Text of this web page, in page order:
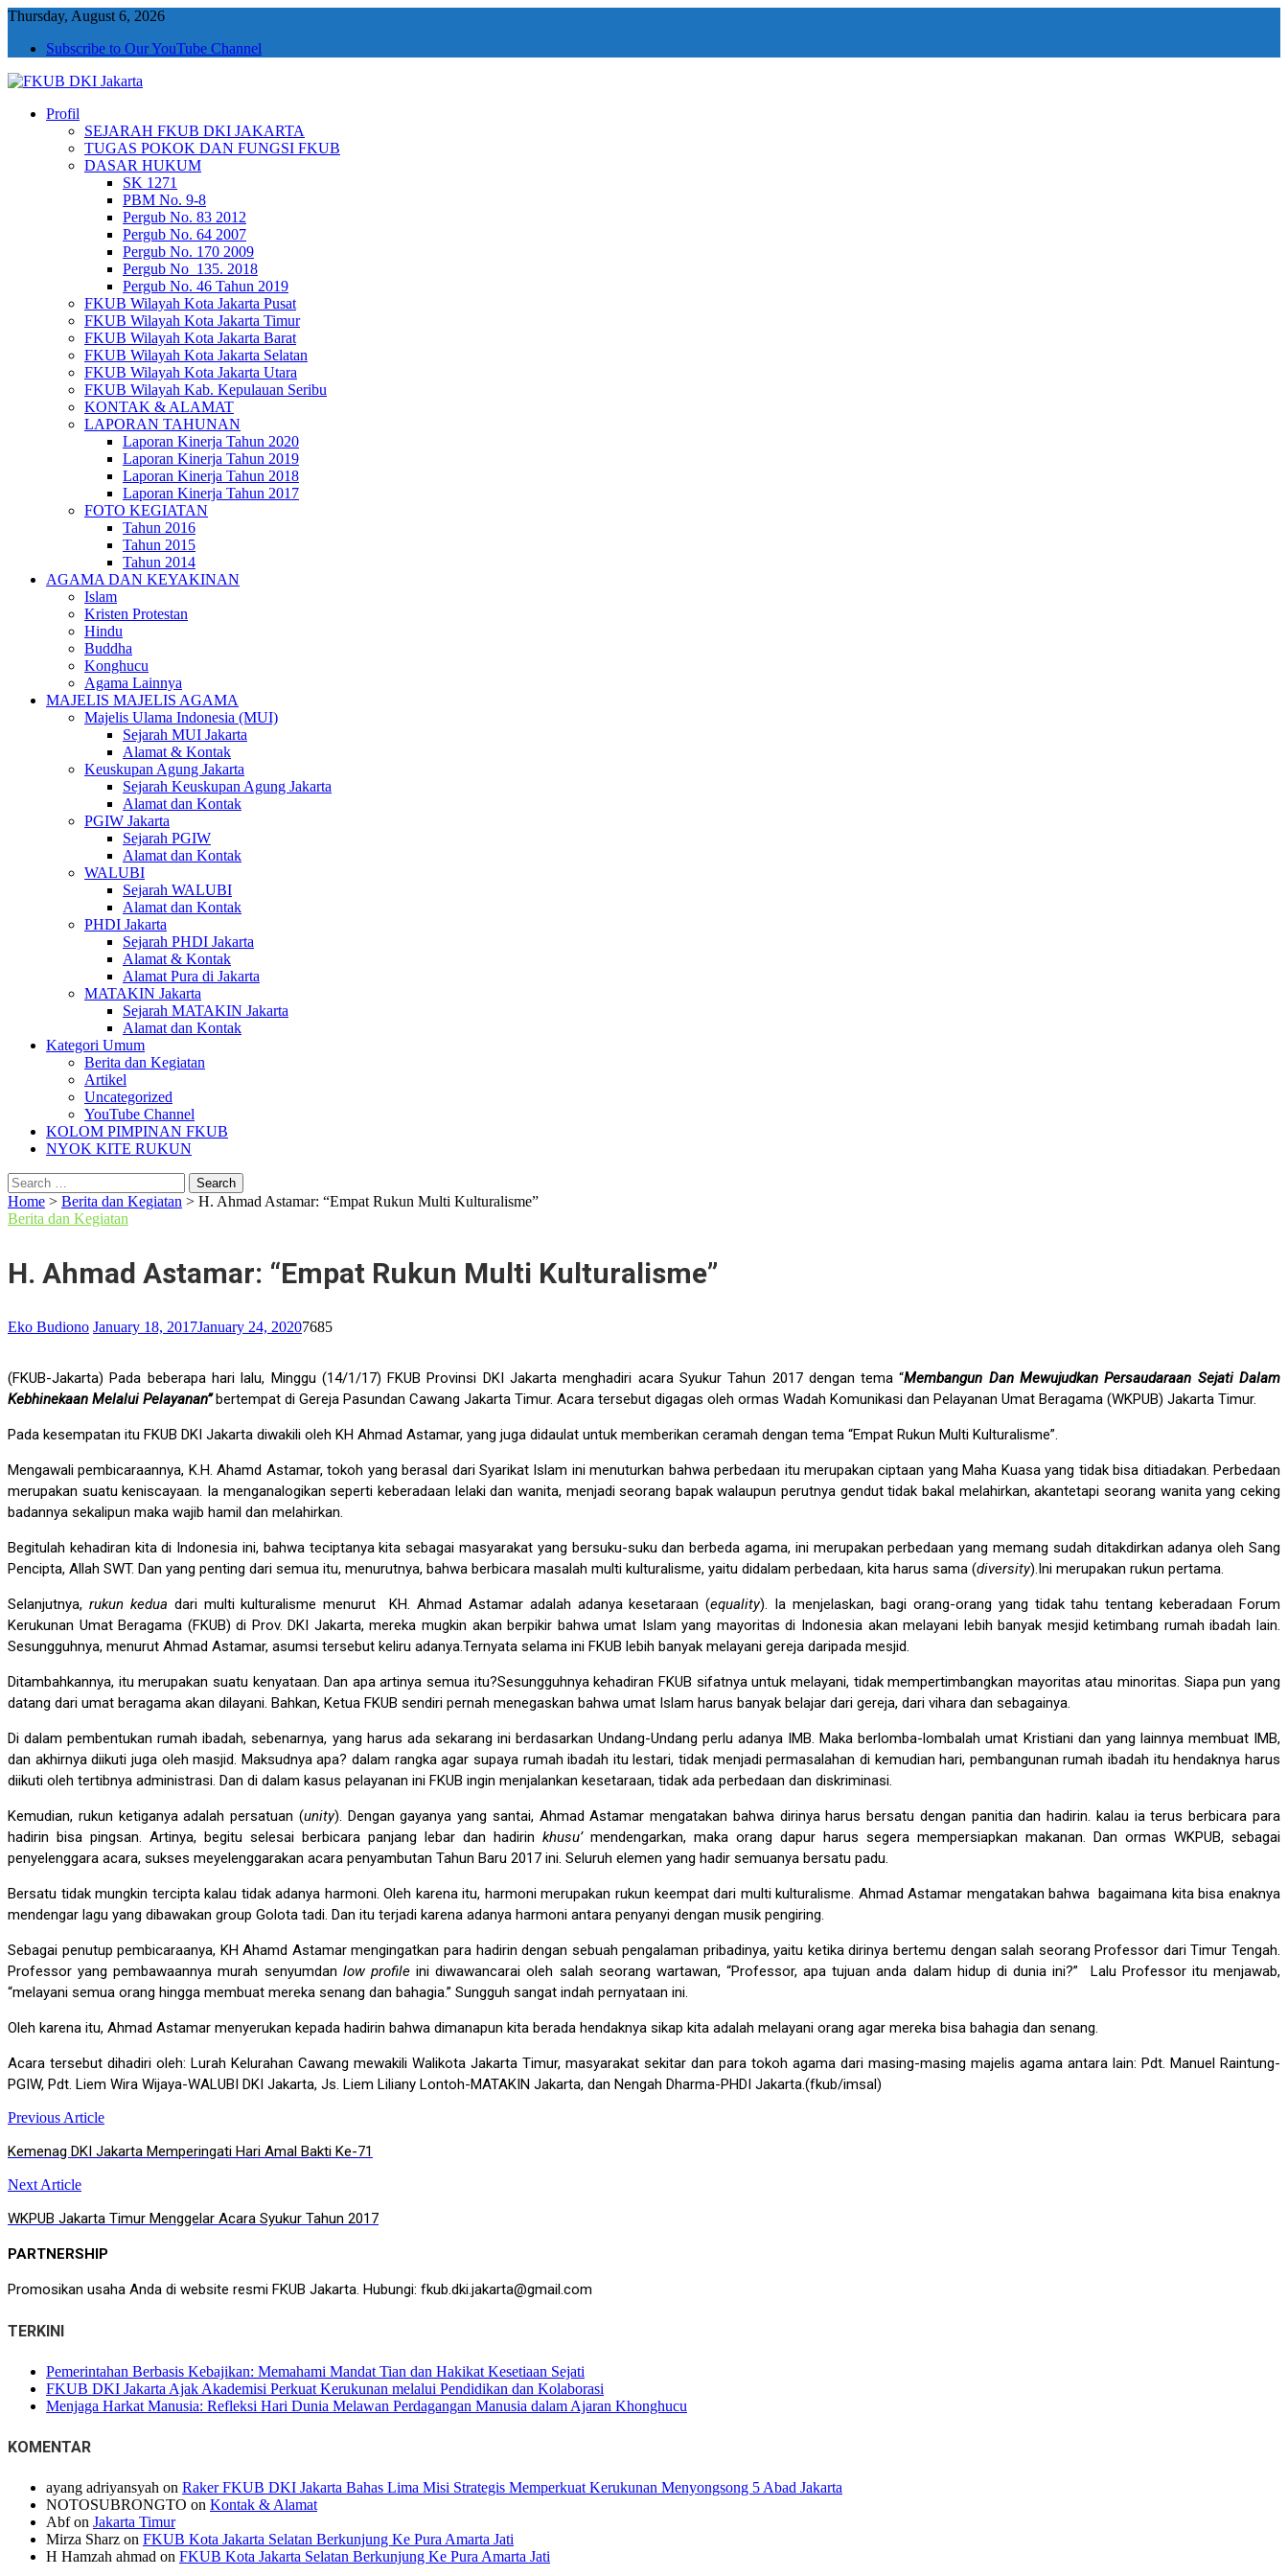
Thursday, August 6, 2026
Subscribe to Our YouTube Channel
FKUB DKI Jakarta
Jakarta Aman, Jakarta Damai dan Rukun
Profil
SEJARAH FKUB DKI JAKARTA
TUGAS POKOK DAN FUNGSI FKUB
DASAR HUKUM
SK 1271
PBM No. 9-8
Pergub No. 83 2012
Pergub No. 64 2007
Pergub No. 170 2009
Pergub No_135. 2018
Pergub No. 46 Tahun 2019
FKUB Wilayah Kota Jakarta Pusat
FKUB Wilayah Kota Jakarta Timur
FKUB Wilayah Kota Jakarta Barat
FKUB Wilayah Kota Jakarta Selatan
FKUB Wilayah Kota Jakarta Utara
FKUB Wilayah Kab. Kepulauan Seribu
KONTAK & ALAMAT
LAPORAN TAHUNAN
Laporan Kinerja Tahun 2020
Laporan Kinerja Tahun 2019
Laporan Kinerja Tahun 2018
Laporan Kinerja Tahun 2017
FOTO KEGIATAN
Tahun 2016
Tahun 2015
Tahun 2014
AGAMA DAN KEYAKINAN
Islam
Kristen Protestan
Hindu
Buddha
Konghucu
Agama Lainnya
MAJELIS MAJELIS AGAMA
Majelis Ulama Indonesia (MUI)
Sejarah MUI Jakarta
Alamat & Kontak
Keuskupan Agung Jakarta
Sejarah Keuskupan Agung Jakarta
Alamat dan Kontak
PGIW Jakarta
Sejarah PGIW
Alamat dan Kontak
WALUBI
Sejarah WALUBI
Alamat dan Kontak
PHDI Jakarta
Sejarah PHDI Jakarta
Alamat & Kontak
Alamat Pura di Jakarta
MATAKIN Jakarta
Sejarah MATAKIN Jakarta
Alamat dan Kontak
Kategori Umum
Berita dan Kegiatan
Artikel
Uncategorized
YouTube Channel
KOLOM PIMPINAN FKUB
NYOK KITE RUKUN
Search
for:
Home > Berita dan Kegiatan > H. Ahmad Astamar: “Empat Rukun Multi Kulturalisme”
Berita dan Kegiatan
H. Ahmad Astamar: “Empat Rukun Multi Kulturalisme”
Eko Budiono January 18, 2017January 24, 20207685
(FKUB-Jakarta) Pada beberapa hari lalu, Minggu (14/1/17) FKUB Provinsi DKI Jakarta menghadiri acara Syukur Tahun 2017 dengan tema “Membangun Dan Mewujudkan Persaudaraan Sejati Dalam
Kebhinekaan Melalui Pelayanan”bertempat di Gereja Pasundan Cawang Jakarta Timur. Acara tersebut digagas oleh ormas Wadah Komunikasi dan Pelayanan Umat Beragama (WKPUB) Jakarta Timur.
Pada kesempatan itu FKUB DKI Jakarta diwakili oleh KH Ahmad Astamar, yang juga didaulat untuk memberikan ceramah dengan tema “Empat Rukun Multi Kulturalisme”.
Mengawali pembicaraannya, K.H. Ahamd Astamar, tokoh yang berasal dari Syarikat Islam ini menuturkan bahwa perbedaan itu merupakan ciptaan yang Maha Kuasa yang tidak bisa ditiadakan. Perbedaan
merupakan suatu keniscayaan. Ia menganalogikan seperti keberadaan lelaki dan wanita, menjadi seorang bapak walaupun perutnya gendut tidak bakal melahirkan, akantetapi seorang wanita yang ceking
badannya sekalipun maka wajib hamil dan melahirkan.
Begitulah kehadiran kita di Indonesia ini, bahwa teciptanya kita sebagai masyarakat yang bersuku-suku dan berbeda agama, ini merupakan perbedaan yang memang sudah ditakdirkan adanya oleh Sang
Pencipta, Allah SWT. Dan yang penting dari semua itu, menurutnya, bahwa berbicara masalah multi kulturalisme, yaitu didalam perbedaan, kita harus sama (diversity).Ini merupakan rukun pertama.
Selanjutnya, rukun kedua dari multi kulturalisme menurut KH. Ahmad Astamar adalah adanya kesetaraan (equality). Ia menjelaskan, bagi orang-orang yang tidak tahu tentang keberadaan Forum
Kerukunan Umat Beragama (FKUB) di Prov. DKI Jakarta, mereka mugkin akan berpikir bahwa umat Islam yang mayoritas di Indonesia akan melayani lebih banyak mesjid ketimbang rumah ibadah lain.
Sesungguhnya, menurut Ahmad Astamar, asumsi tersebut keliru adanya.Ternyata selama ini FKUB lebih banyak melayani gereja daripada mesjid.
Ditambahkannya, itu merupakan suatu kenyataan. Dan apa artinya semua itu?Sesungguhnya kehadiran FKUB sifatnya untuk melayani, tidak mempertimbangkan mayoritas atau minoritas. Siapa pun yang
datang dari umat beragama akan dilayani. Bahkan, Ketua FKUB sendiri pernah menegaskan bahwa umat Islam harus banyak belajar dari gereja, dari vihara dan sebagainya.
Di dalam pembentukan rumah ibadah, sebenarnya, yang harus ada sekarang ini berdasarkan Undang-Undang perlu adanya IMB. Maka berlomba-lombalah umat Kristiani dan yang lainnya membuat IMB,
dan akhirnya diikuti juga oleh masjid. Maksudnya apa? dalam rangka agar supaya rumah ibadah itu lestari, tidak menjadi permasalahan di kemudian hari, pembangunan rumah ibadah itu hendaknya harus
diikuti oleh tertibnya administrasi. Dan di dalam kasus pelayanan ini FKUB ingin menjalankan kesetaraan, tidak ada perbedaan dan diskriminasi.
Kemudian, rukun ketiganya adalah persatuan (unity). Dengan gayanya yang santai, Ahmad Astamar mengatakan bahwa dirinya harus bersatu dengan panitia dan hadirin. kalau ia terus berbicara para
hadirin bisa pingsan. Artinya, begitu selesai berbicara panjang lebar dan hadirin khusu’mendengarkan, maka orang dapur harus segera mempersiapkan makanan. Dan ormas WKPUB, sebagai
penyelenggara acara, sukses meyelenggarakan acara penyambutan Tahun Baru 2017 ini. Seluruh elemen yang hadir semuanya bersatu padu.
Bersatu tidak mungkin tercipta kalau tidak adanya harmoni. Oleh karena itu, harmoni merupakan rukun keempat dari multi kulturalisme. Ahmad Astamar mengatakan bahwa bagaimana kita bisa enaknya
mendengar lagu yang dibawakan group Golota tadi. Dan itu terjadi karena adanya harmoni antara penyanyi dengan musik pengiring.
Sebagai penutup pembicaraanya, KH Ahamd Astamar mengingatkan para hadirin dengan sebuah pengalaman pribadinya, yaitu ketika dirinya bertemu dengan salah seorang Professor dari Timur Tengah.
Professor yang pembawaannya murah senyumdan low profileini diwawancarai oleh salah seorang wartawan, “Professor, apa tujuan anda dalam hidup di dunia ini?” Lalu Professor itu menjawab,
“melayani semua orang hingga membuat mereka senang dan bahagia.” Sungguh sangat indah pernyataan ini.
Oleh karena itu, Ahmad Astamar menyerukan kepada hadirin bahwa dimanapun kita berada hendaknya sikap kita adalah melayani orang agar mereka bisa bahagia dan senang.
Acara tersebut dihadiri oleh: Lurah Kelurahan Cawang mewakili Walikota Jakarta Timur, masyarakat sekitar dan para tokoh agama dari masing-masing majelis agama antara lain: Pdt. Manuel Raintung-
PGIW, Pdt. Liem Wira Wijaya-WALUBI DKI Jakarta, Js. Liem Liliany Lontoh-MATAKIN Jakarta, dan Nengah Dharma-PHDI Jakarta.(fkub/imsal)
Post
navigation
Previous Article
Kemenag DKI Jakarta Memperingati Hari Amal Bakti Ke-71
Next Article
WKPUB Jakarta Timur Menggelar Acara Syukur Tahun 2017
PARTNERSHIP
Promosikan usaha Anda di website resmi FKUB Jakarta. Hubungi: fkub.dki.jakarta@gmail.com
TERKINI
Pemerintahan Berbasis Kebajikan: Memahami Mandat Tian dan Hakikat Kesetiaan Sejati
FKUB DKI Jakarta Ajak Akademisi Perkuat Kerukunan melalui Pendidikan dan Kolaborasi
Menjaga Harkat Manusia: Refleksi Hari Dunia Melawan Perdagangan Manusia dalam Ajaran Khonghucu
KOMENTAR
ayang adriyansyah on Raker FKUB DKI Jakarta Bahas Lima Misi Strategis Memperkuat Kerukunan Menyongsong 5 Abad Jakarta
NOTOSUBRONGTO on Kontak & Alamat
Abfon Jakarta Timur
Mirza Sharz on FKUB Kota Jakarta Selatan Berkunjung Ke Pura Amarta Jati
H Hamzah ahmad on FKUB Kota Jakarta Selatan Berkunjung Ke Pura Amarta Jati